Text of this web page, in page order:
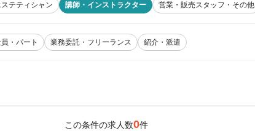
ステティシャン 講師・インストラクター 営業・販売スタッフ・その他
・パート 業務委託・フリーランス 紹介・派遣
この条件の求人数0件